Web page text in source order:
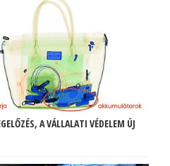
A VÁLLALATI VÉDELEM ÚJ